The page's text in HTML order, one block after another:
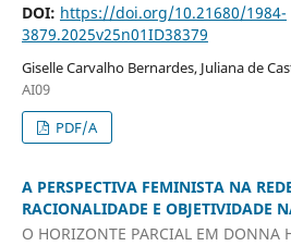
DOI: https://doi.org/10.21680/1984-
3879.2025v25n01ID38379
Giselle Carvalho Bernardes, Juliana de
AI09
PDF/A
A PERSPECTIVA FEMINISTA NA
RACIONALIDADE E OBJETIVIDADE
O HORIZONTE PARCIAL EM DONNA